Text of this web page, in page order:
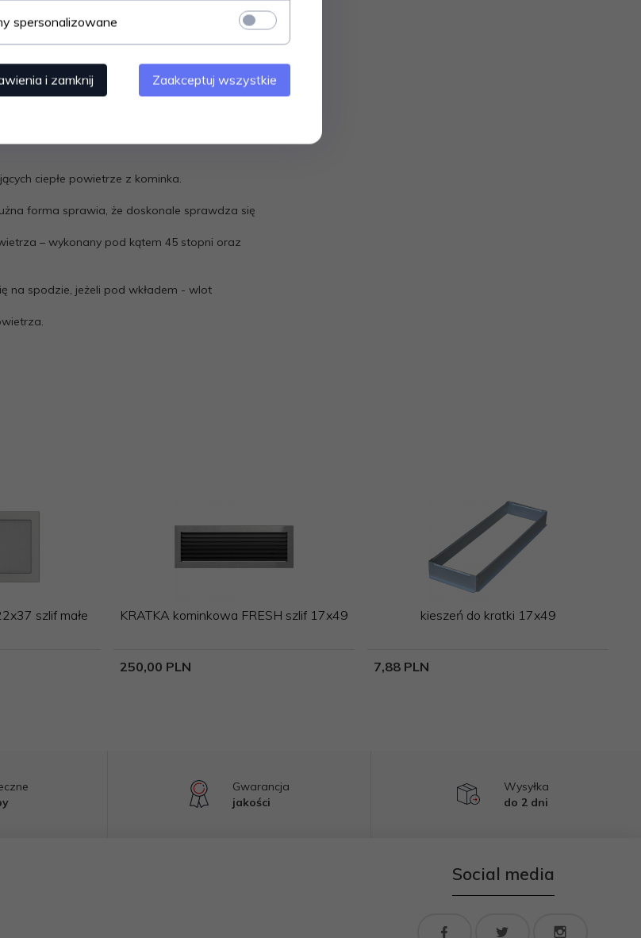
ciepłe powietrze z kominka.
forma sprawia, że doskonale sprawdza się
– wykonany pod kątem 45 stopni oraz
na spodzie, jeżeli pod wkładem - wlot
szlif małe
KRATKA kominkowa FRESH szlif 17x49
250,00 PLN
kieszeń do kratki 17x49
7,88 PLN
Gwarancja
jakości
Wysyłka
do 2 dni
Social media
spersonalizowane
i zamknij Zaakceptuj wszystkie